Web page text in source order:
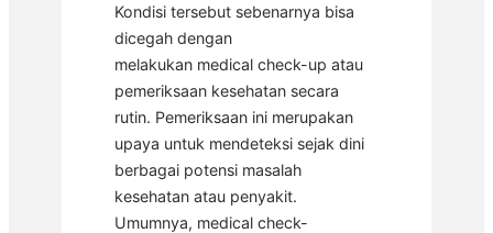
Kondisi tersebut sebenarnya bisa
dicegah dengan
melakukan medical check-up atau
pemeriksaan kesehatan secara
rutin. Pemeriksaan ini merupakan
upaya untuk mendeteksi sejak dini
berbagai potensi masalah
kesehatan atau penyakit.
Umumnya, medical check-